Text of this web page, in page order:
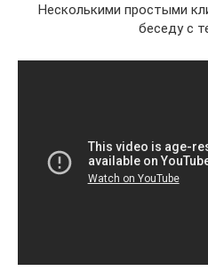
Несколькими простыми
беседу с